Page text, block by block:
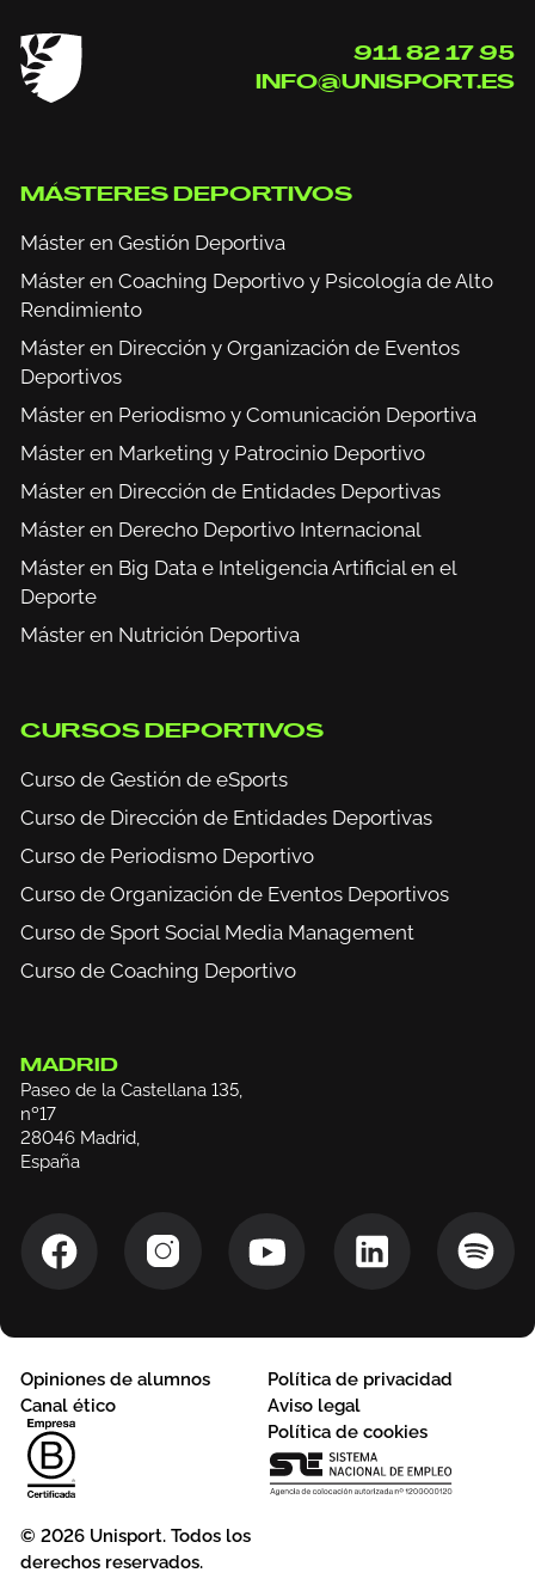
911 82 17 95
INFO@UNISPORT.ES
MÁSTERES DEPORTIVOS
Máster en Gestión Deportiva
Máster en Coaching Deportivo y Psicología de Alto
Rendimiento
Máster en Dirección y Organización de Eventos
Deportivos
Máster en Periodismo y Comunicación Deportiva
Máster en Marketing y Patrocinio Deportivo
Máster en Dirección de Entidades Deportivas
Máster en Derecho Deportivo Internacional
Máster en Big Data e Inteligencia Artificial en el
Deporte
Máster en Nutrición Deportiva
CURSOS DEPORTIVOS
Curso de Gestión de eSports
Curso de Dirección de Entidades Deportivas
Curso de Periodismo Deportivo
Curso de Organización de Eventos Deportivos
Curso de Sport Social Media Management
Curso de Coaching Deportivo
MADRID
Paseo de la Castellana 135,
nº17
28046 Madrid,
España
Opiniones de alumnos
Canal ético
Política de privacidad
Aviso legal
Política de cookies
© 2026 Unisport. Todos los
derechos reservados.